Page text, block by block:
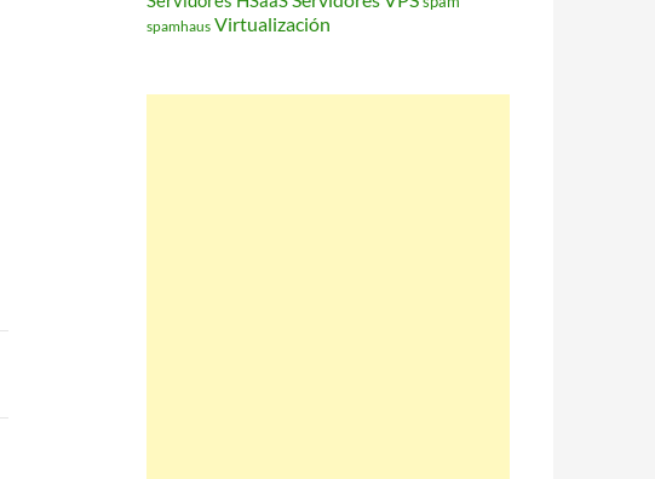
spamhaus Virtualización